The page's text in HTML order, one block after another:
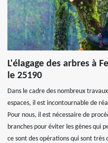
L'élagage des arbres à
le 25190
Dans le cadre des nombreux
espaces, il est incontournable de
Pour nous, il est nécessaire de
branches pour éviter les gènes qui
ce sont des opérations qui sont très